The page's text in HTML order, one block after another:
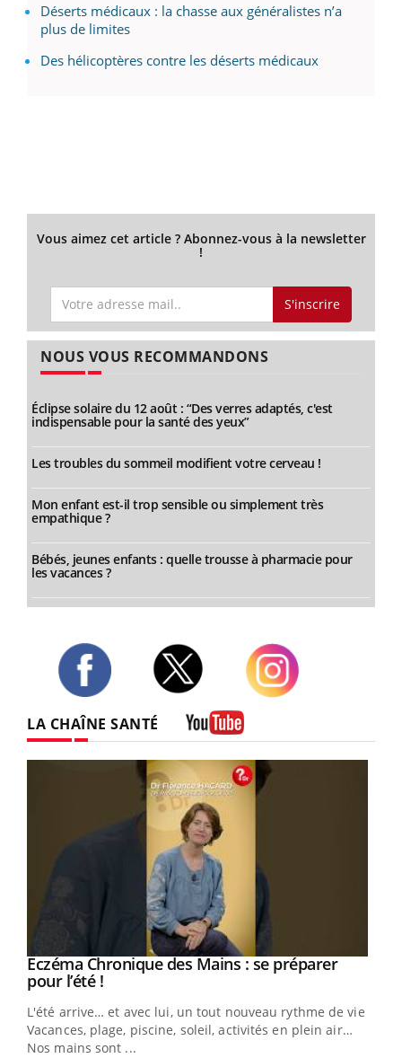
Déserts médicaux : la chasse aux généralistes n’a
plus de limites
Des hélicoptères contre les déserts médicaux
Vous aimez cet article ? Abonnez-vous à la newsletter
!
S'inscrire
NOUS VOUS RECOMMANDONS
Éclipse solaire du 12 août : “Des verres adaptés, c'est
indispensable pour la santé des yeux”
Les troubles du sommeil modifient votre cerveau !
Mon enfant est-il trop sensible ou simplement très
empathique ?
Bébés, jeunes enfants : quelle trousse à pharmacie pour
les vacances ?
LA CHAÎNE SANTÉ
Youtube
Eczéma Chronique des Mains : se préparer
pour l’été !Youtube
L'été arrive… et avec lui, un tout nouveau rythme de vie !
Vacances, plage, piscine, soleil, activités en plein air…
Nos mains sont ...